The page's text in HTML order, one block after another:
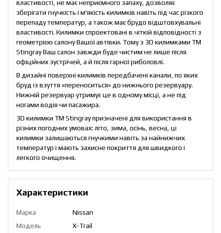
властивості, не має неприємного запаху, дозволяє
зберігати гнучкість і м'якість килимків навіть під час різкого
перепаду температур, а також має брудо відштовхувальні
властивості. Килимки спроектовані в чіткій відповідності з
геометрією салону Вашої автівки. Тому з 3D килимками TM
Stingray Ваш салон завжди буде чистим не лише після
офіційних зустрічей, а й після гарної риболовлі.
В дизайні поверхні килимків передбачені канали, по яких
бруд із взуття «переноситься» до нижнього резервуару.
Нижній резервуар утримує це в одному місці, а не під
ногами водія чи пасажира.
3D килимки TM Stingray призначені для використання в
різних погодних умовах: літо, зима, осінь, весна, ці
килимки залишаються гнучкими навіть за найнижчих
температур і мають захисне покриття для швидкого і
легкого очищення.
Характеристики
Марка
Nissan
Модель
X-Trail